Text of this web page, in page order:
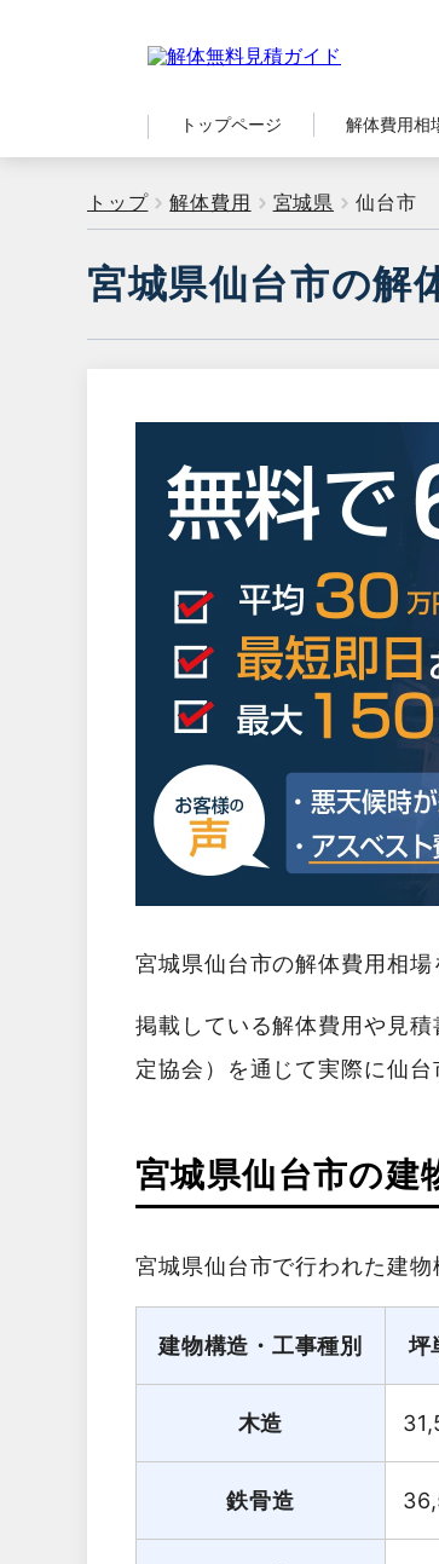
トップページ 解体費用相
トップ 解体費用 宮城県 仙台市
宮城県仙台市の解
宮城県仙台市の解体費用相場
掲載している解体費用や見
定協会）を通じて実際に仙台
宮城県仙台市の建
宮城県仙台市で行われた建
建物構造・工事種別 坪
木造
鉄骨造